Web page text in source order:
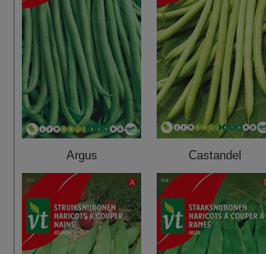
Argus Castandel